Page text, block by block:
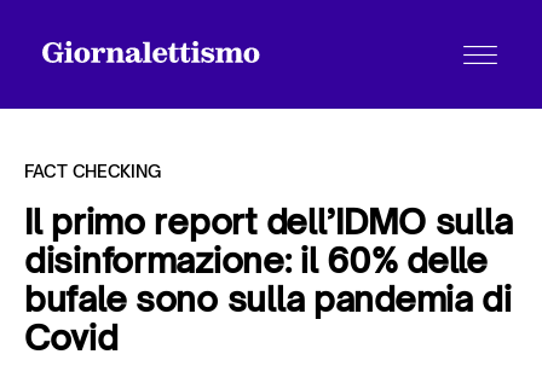
Tutti gli articoli
FACT CHECKING
Il primo report dell’IDMO sulla
disinformazione: il 60% delle
bufale sono sulla pandemia di
Covid